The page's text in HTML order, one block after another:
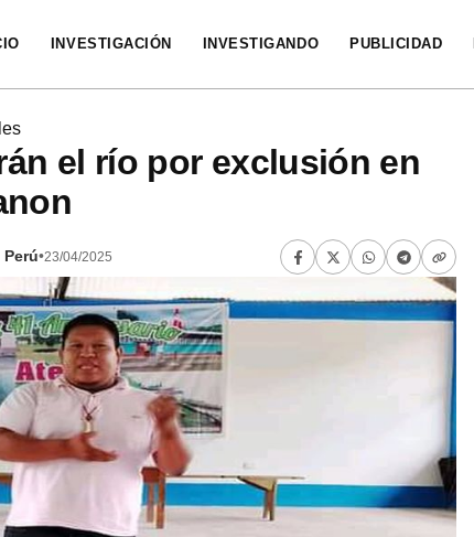
INVESTIGACIÓN INVESTIGANDO PUBLICIDAD
el río por exclusión en
•23/04/2025